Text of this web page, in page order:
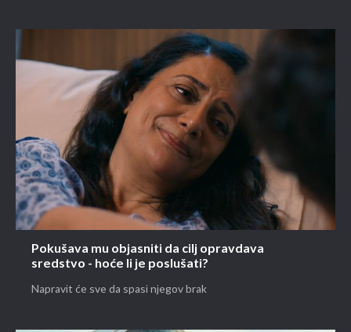
Pokušava mu objasniti da cilj opravdava
sredstvo - hoće li je poslušati?
Napravit će sve da spasi njegov brak